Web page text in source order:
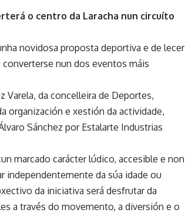
o centro da Laracha nun circuíto
novidosa proposta deportiva e de lecer
converterse nun dos eventos máis
Varela, da concelleira de Deportes,
organización e xestión da actividade,
Sánchez por Estalarte Industrias
marcado carácter lúdico, accesible e non
independentemente da súa idade ou
da iniciativa será desfrutar da
a través do movemento, a diversión e o